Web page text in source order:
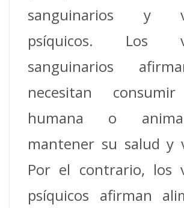
sanguinarios y
psíquicos. Los
sanguinarios
necesitan
humana o
mantener su salud y
Por el contrario, los
psíquicos afirman